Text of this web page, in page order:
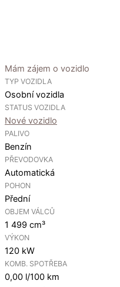
Mám zájem o vozidlo
TYP VOZIDLA
Osobní vozidla
STATUS VOZIDLA
Nové vozidlo
PALIVO
Benzín
PŘEVODOVKA
Automatická
POHON
Přední
OBJEM VÁLCŮ
1 499 cm³
VÝKON
120 kW
KOMB. SPOTŘEBA
0,00 l/100 km